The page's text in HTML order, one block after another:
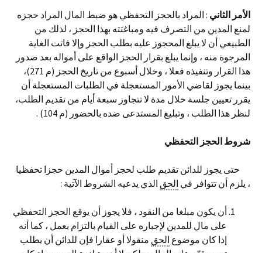
الأمر الثاني : المراد بالحجز التحفظي هو ضبط المال المراد حجزه
لمنع المدين من التصرف فيه ومباغتته بهذا الحجز ، لذلك من
الطبيعي أن لا يبلغ المحجوز عليه بطلب الحجز وإلا فاتت الغاية
المرجوة منه ، وإنما يبلغ بقرار الحجز الواقع على أمواله بعد صدور
هذا القرار وتنفيذه فعلا ، وخلال أسبوع من تاريخ الحجز (م 271)،
بينما يجوز لقاضي الأمور المستعجلة في الطلبات المستعجلة أن
يقرر تعيين جلسة خلال مدة لا تتجاوز سبعة أيام من تقديم الطلب،
لنظر هذا الطلب ، وتبليغ المستدعى ضده بالحضور (م 104) .
شروط الحجز التحفظي
حتى يجوز للدائن تقديم طلب لحجز أموال المدين حجزا تحفظيا
، يلزم أن تتوافر في الحق الذي يدعيه الشروط الآتية :
أن يكون مبلغا من النقود ، فلا يجوز أن يوقع الحجز التحفظي
على مال للمدين لإجباره على القيام بالتزام بعمل ، كما أنه
إذا كان موضوع الحق منقولا أو عقارا فإن للدائن أن يطلب